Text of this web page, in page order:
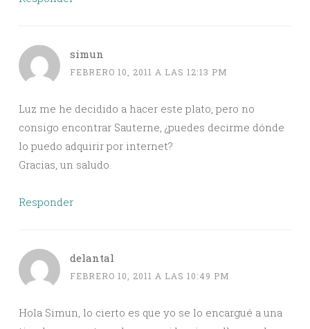
simun
FEBRERO 10, 2011 A LAS 12:13 PM
Luz me he decidido a hacer este plato, pero no
consigo encontrar Sauterne, ¿puedes decirme dónde
lo puedo adquirir por internet?
Gracias, un saludo.
Responder
delantal
FEBRERO 10, 2011 A LAS 10:49 PM
Hola Simun, lo cierto es que yo se lo encargué a una